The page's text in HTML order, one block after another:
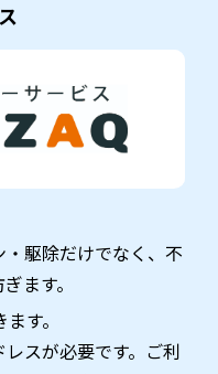
駆除だけでなく、不
ます。
す。
スが必要です。ご利